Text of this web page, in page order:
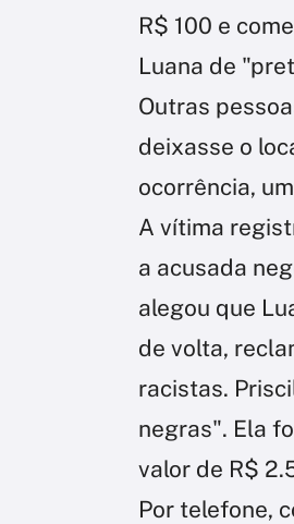
R$ 100 e
Luana de
Outras
deixasse o
ocorrência,
A vítima
a acusada
alegou que
de volta,
racistas.
negras". Ela
valor de R$
Por telefone,